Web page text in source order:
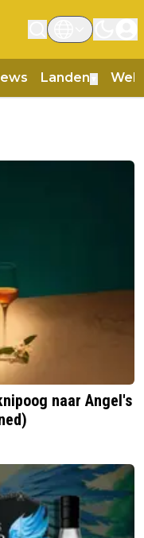
Landen
naar Angel's